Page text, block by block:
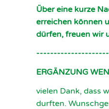
Über eine kurze
erreichen können
dürfen, freuen wir
ERGÄNZUNG
vielen Dank, dass
durften.